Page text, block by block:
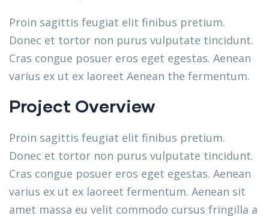
Proin sagittis feugiat elit finibus pretium.
Donec et tortor non purus vulputate tincidunt.
Cras congue posuer eros eget egestas. Aenean
varius ex ut ex laoreet Aenean the fermentum.
Project Overview
Proin sagittis feugiat elit finibus pretium.
Donec et tortor non purus vulputate tincidunt.
Cras congue posuer eros eget egestas. Aenean
varius ex ut ex laoreet fermentum. Aenean sit
amet massa eu velit commodo cursus fringilla a